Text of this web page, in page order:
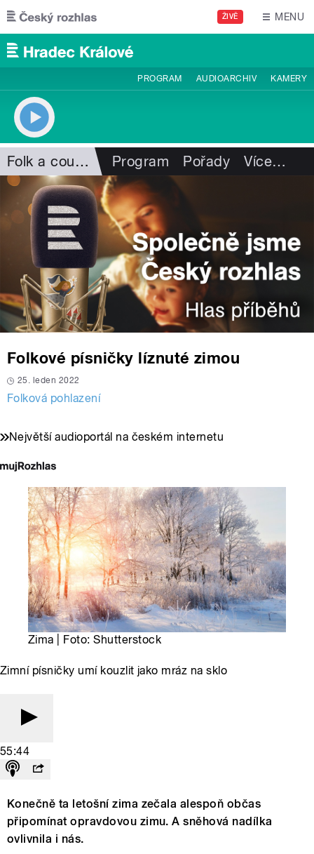
Přejít k hlavnímu obsahu
ŽIVĚ MENU
PROGRAM AUDIOARCHIV KAMERY
Folk a country Program Pořady Více…
Folkové písničky líznuté zimou
25. leden 2022
Folková pohlazení
Největší audioportál na českém internetu
Zima | Foto: Shutterstock
Zimní písničky umí kouzlit jako mráz na sklo
55:44
Konečně ta letošní zima zečala alespoň občas
připomínat opravdovou zimu. A sněhová nadílka
ovlivnila i nás.